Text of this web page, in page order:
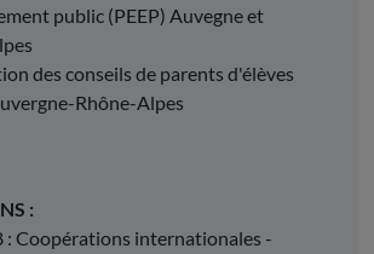
public (PEEP) Auvegne et
des conseils de parents d'élèves
Rhône-Alpes
:
: Coopérations internationales -